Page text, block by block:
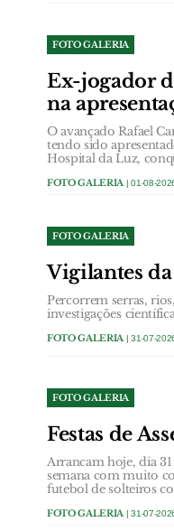
FOTO GALERIA
Ex-jogador
na
O avançado Rafael
tendo sido
Hospital da Luz,
FOTO GALERIA | 01-08-
FOTO GALERIA
Vigilantes
Percorrem serras,
investigações
FOTO GALERIA | 31-07-
FOTO GALERIA
Festas de
Arrancam hoje, dia 31
semana com muito
futebol de solteiros
FOTO GALERIA| 31-07-